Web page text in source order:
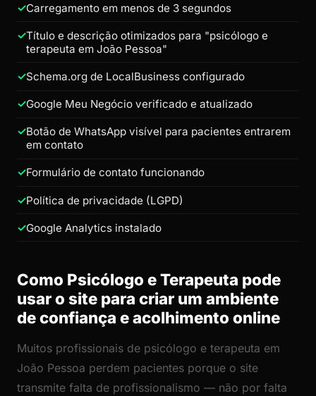
Carregamento em menos de 3 segundos
Título e descrição otimizados para "psicólogo e
terapeuta em João Pessoa"
Schema.org de LocalBusiness configurado
Google Meu Negócio verificado e atualizado
Botão de WhatsApp visível para pacientes entrarem
em contato
Formulário de contato funcionando
Política de privacidade (LGPD)
Google Analytics instalado
Como Psicólogo e Terapeuta pode
usar o site para criar um ambiente
de confiança e acolhimento online
Muitos profissionais de psicólogo e terapeuta em
João Pessoa perdem pacientes porque o site
transmite falta de profissionalismo — não por falta